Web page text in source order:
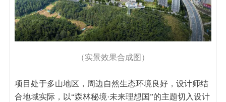
（实景效果合成图）
项目处于多山地区，周边自然生态环境良好，设计师结
合地域实际，以“森林秘境·未来理想国”的主题切入设计